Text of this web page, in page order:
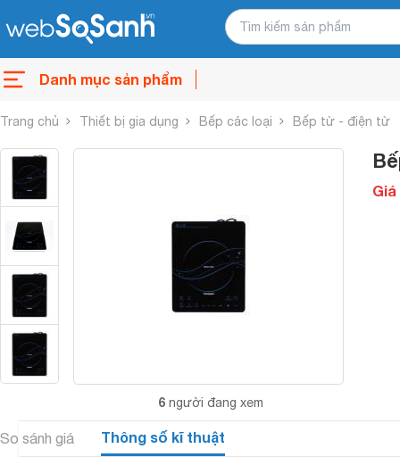
Danh mục sản phẩm
Trang chủ Thiết bị gia dụng Bếp các loại Bếp từ - điện từ
6 người đang xem
Giá
So sánh giá Thông số kĩ thuật